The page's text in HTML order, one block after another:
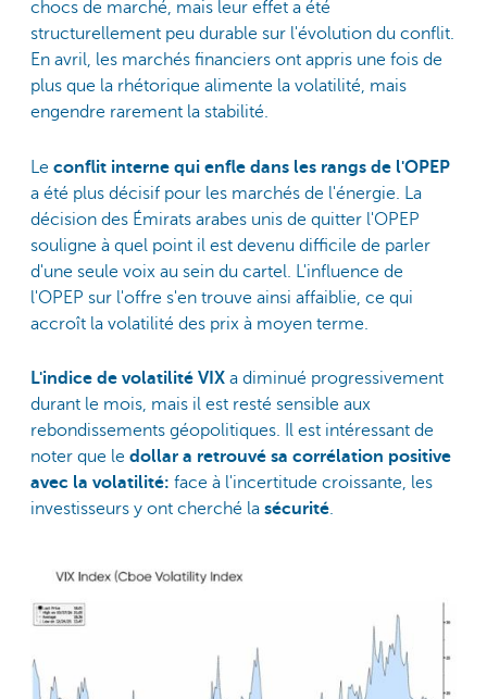
chocs de marché, mais leur effet a été
structurellement peu durable sur l'évolution du conflit.
En avril, les marchés financiers ont appris une fois de
plus que la rhétorique alimente la volatilité, mais
engendre rarement la stabilité.
Le conflit interne qui enfle dans les rangs de l'OPEP
a été plus décisif pour les marchés de l'énergie. La
décision des Émirats arabes unis de quitter l'OPEP
souligne à quel point il est devenu difficile de parler
d'une seule voix au sein du cartel. L'influence de
l'OPEP sur l'offre s'en trouve ainsi affaiblie, ce qui
accroît la volatilité des prix à moyen terme.
L'indice de volatilité VIX a diminué progressivement
durant le mois, mais il est resté sensible aux
rebondissements géopolitiques. Il est intéressant de
noter que le dollar a retrouvé sa corrélation positive
avec la volatilité: face à l'incertitude croissante, les
investisseurs y ont cherché la sécurité.